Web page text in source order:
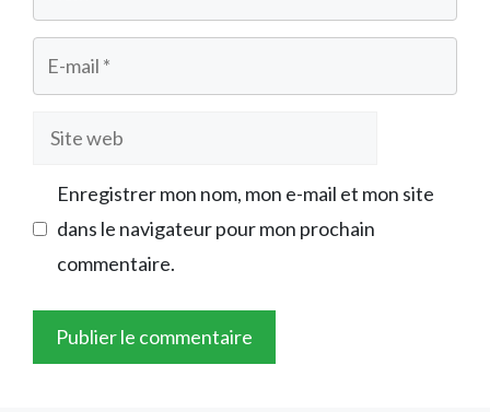
E-
mail
Site
Enregistrer mon nom, mon e-mail et mon site
dans le navigateur pour mon prochain
commentaire.